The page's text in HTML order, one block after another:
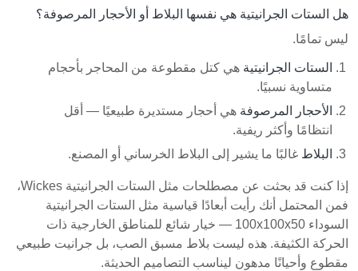
هل الستات الجرانيتية هي نفسها البلاط أو الأحجار المرصوفة؟
ليس تمامًا.
الستات الجرانيتية هي كتل مقطوعة من المحاجر بأحجام
متساوية نسبيًا.
الأحجار المرصوفة هي أحجار مستديرة طبيعيًا — أقل
انتظامًا وأكثر ريفية.
البلاط غالبًا ما يشير إلى البلاط الخرساني أو المصنع.
إذا كنت قد بحثت عن مصطلحات مثل الستات الجرانيتية Wickes،
فمن المحتمل أنك رأيت أبعادًا قياسية مثل الستات الجرانيتية
السوداء 100x100x50 — خيار شائع للمناطق الخارجية ذات
الحركة الكثيفة. هذه ليست بلاط مسبق الصب، بل جرانيت طبيعي
مقطوع وأحيانًا مدهون ليناسب التصاميم الحديثة.